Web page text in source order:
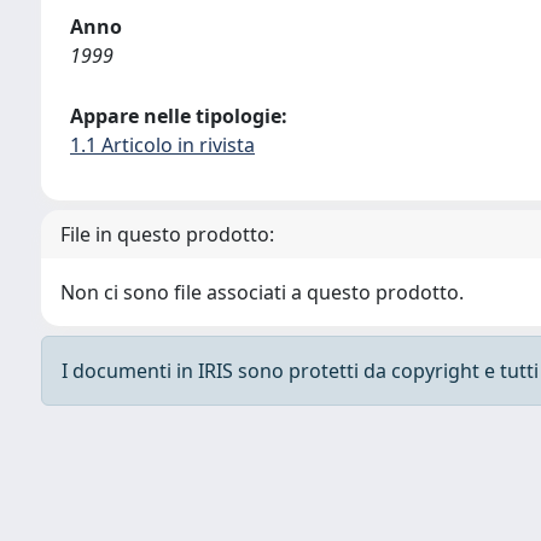
Anno
1999
Appare nelle tipologie:
1.1 Articolo in rivista
File in questo prodotto:
Non ci sono file associati a questo prodotto.
I documenti in IRIS sono protetti da copyright e